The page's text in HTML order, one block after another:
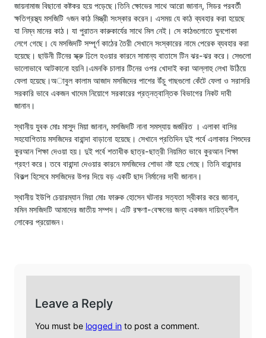
জায়নামাজ বিছানো কষ্টকর হয়ে পড়েছে।তিনি ক্ষোভের সাথে আরো জানান, সিডর পরবর্তী
ক্ষতিগ্রস্থ্য মসজিটি ৭জন কাঠ মিস্ত্রী সংস্কার করেন। এসময় যে কাঠ ব্যবহার করা হয়েছে
যা নিম্ন মানের কাঠ। যা পুরাতন কারুকার্যের সাথে মিল নেই। সে কাঠগুলোতে ঘুনপোকা
লেগে গেছে। যে মসজিদটি সম্পূর্ণ কাঠের তৈরী সেখানে সংস্কারের নামে পেরেক ব্যবহার করা
হয়েছে। ছাউনী টিনের স্ক্রু ঢিলে হওয়ার কারনে সামান্য বাতাসে টিন ঝর-ঝর করে। সেগুলো
ভালোভাবে আটকানো হয়নি।এমনকি চালার টিনের ওপর খোদাই করা আল্লাহু লেখা উঠিয়ে
ফেলা হয়েছে।অাবুল কালাম আজাদ মসজিদের পাশের উঁচু গাছগুলো কেঁটে ফেলা ও সরাসরি
সরকারি ভাবে একজন খাদেম নিয়োগে সরকারের প্রত্নত্বান্তিক বিভাগের নিকট দাবী
জানান।
স্থানীয় যুবক মোঃ মাসুদ মিয়া জানান, মসজিদটি নানা সমস্যায় জর্জরিত । এলাকা বাসির
সহযোগিতায় মসজিদের বারান্দা বাড়ানো হয়েছে। সেখানে প্রতিদিন দুই পর্বে এলাকার শিশুদের
কুরআন শিক্ষা দেওয়া হয়। দুই পর্বে শতাধীক ছাত্র-ছাত্রী নিয়মিত ভাবে কুরআন শিক্ষা
গ্রহণ করে। তবে বারান্দা দেওয়ার কারনে মসজিদের শোভা নষ্ট হয়ে গেছে। তিনি বারান্দার
বিকল্প হিসেবে মসজিদের উপর দিয়ে বড় একটি ছাদ নির্মানের দাবী জানান।
স্থানীয় ইউপি চেয়ারম্যান মিয়া মোঃ ফারুক হোসেন ঘটনার সত্যতা স্বীকার করে জানান,
মমিন মসজিদটি আমাদের জাতীয় সম্পদ। এটি রক্ষণা-বেক্ষনের জন্য একজন দায়িত্বশীল
লোকের প্রয়োজন ৷
Leave a Reply
You must be logged in to post a comment.